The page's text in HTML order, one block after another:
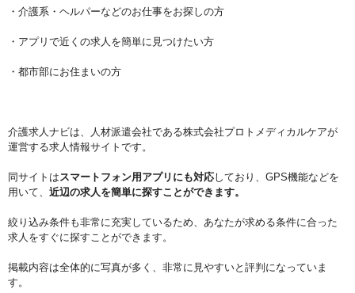
・介護系・ヘルパーなどのお仕事をお探しの方
・アプリで近くの求人を簡単に見つけたい方
・都市部にお住まいの方
介護求人ナビは、人材派遣会社である株式会社プロトメディカルケアが
運営する求人情報サイトです。
同サイトはスマートフォン用アプリにも対応しており、GPS機能などを
用いて、 近辺の求人を簡単に探すことができます。
絞り込み条件も非常に充実しているため、あなたが求める条件に合った
求人をすぐに探すことができます。
掲載内容は全体的に写真が多く、非常に見やすいと評判になっていま
す。